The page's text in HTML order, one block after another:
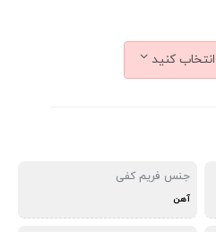
کنید
جنس فریم کفی
آهن